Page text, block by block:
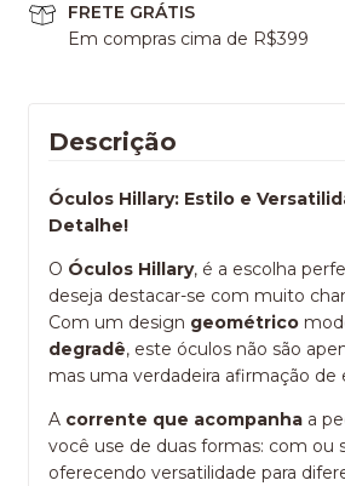
FRETE GRÁTIS
Em compras cima de R$399
Descrição
Óculos Hillary: Estilo e
Detalhe!
O Óculos Hillary, é a escolha
deseja destacar-se com muito
Com um design geométrico
degradê, este óculos não são
mas uma verdadeira afirmação de
A corrente que acompanha a
você use de duas formas: com ou
oferecendo versatilidade para